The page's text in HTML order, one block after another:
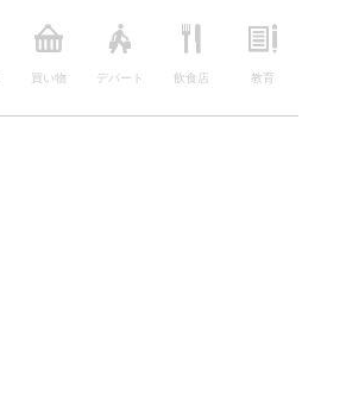
買い物 デパート 飲食店 教育